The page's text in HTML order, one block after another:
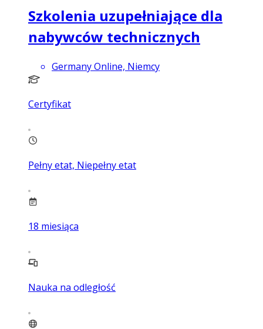
Szkolenia uzupełniające dla
nabywców technicznych
Germany Online, Niemcy
Certyfikat
Pełny etat, Niepełny etat
18 miesiąca
Nauka na odległość